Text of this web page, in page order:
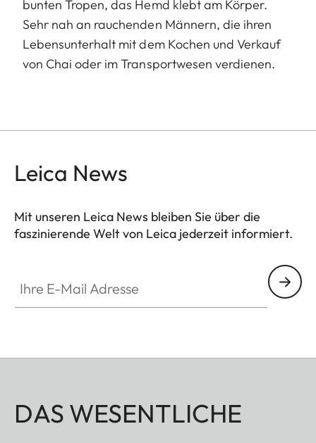
bunten Tropen, das Hemd klebt am Körper.
Sehr nah an rauchenden Männern, die ihren
Lebensunterhalt mit dem Kochen und Verkauf
von Chai oder im Transportwesen verdienen.
Leica News
Mit unseren Leica News bleiben Sie über die
faszinierende Welt von Leica jederzeit informiert.
DAS WESENTLICHE